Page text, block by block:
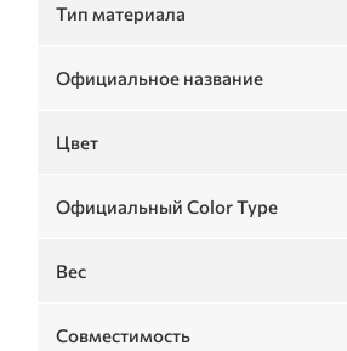
Тип материала
Официальное название
Цвет
Официальный Color Type
Вес
Совместимость